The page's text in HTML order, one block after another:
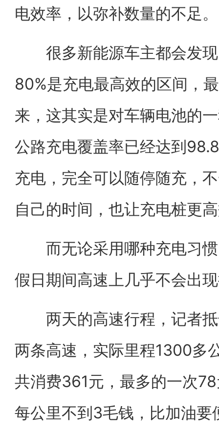
电效率，以弥补数量的不足。
很多新能源车主都会发现
80%是充电最高效的区间，
来，这其实是对车辆电池的
公路充电覆盖率已经达到
充电，完全可以随停随充，
自己的时间，也让充电桩更
而无论采用哪种充电习惯
假日期间高速上几乎不会出
两天的高速行程，记者抵
两条高速，实际里程1300多
共消费361元，最多的一次
每公里不到3毛钱，比加油要